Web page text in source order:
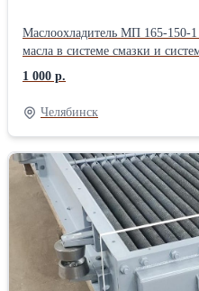
Маслоохладитель МП 165-150-1
масла в системе смазки и
Рассчитан для работы на
Изготавливается по чертежу
производство. Стоимость по
1 000 р.
Челябинск